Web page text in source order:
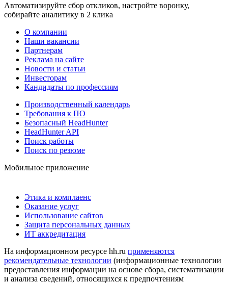
Автоматизируйте сбор откликов, настройте воронку,
собирайте аналитику в 2 клика
О компании
Наши вакансии
Партнерам
Реклама на сайте
Новости и статьи
Инвесторам
Кандидаты по профессиям
Производственный календарь
Требования к ПО
Безопасный HeadHunter
HeadHunter API
Поиск работы
Поиск по резюме
Мобильное приложение
Этика и комплаенс
Оказание услуг
Использование сайтов
Защита персональных данных
ИТ аккредитация
На информационном ресурсе hh.ru применяются
рекомендательные технологии (информационные технологии
предоставления информации на основе сбора, систематизации
и анализа сведений, относящихся к предпочтениям